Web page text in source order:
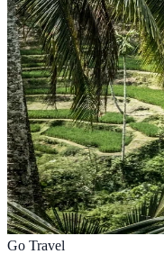
Go Travel